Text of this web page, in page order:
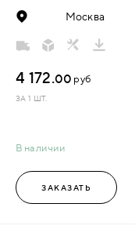
Москва
В наличии
4 172.00 руб
ЗА 1 ШТ.
ЗАКАЗАТЬ